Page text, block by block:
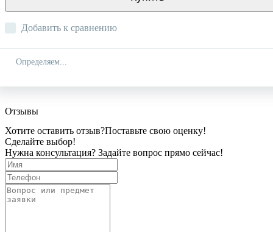
Добавить к сравнению
Определяем...
Отзывы
Хотите оставить отзыв?Поставьте свою оценку!
Сделайте выбор!
Нужна консультация? Задайте вопрос прямо сейчас!